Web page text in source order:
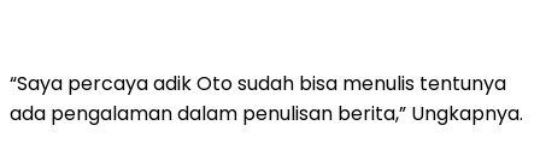
“Saya percaya adik Oto sudah bisa menulis tentunya
ada pengalaman dalam penulisan berita,” Ungkapnya.